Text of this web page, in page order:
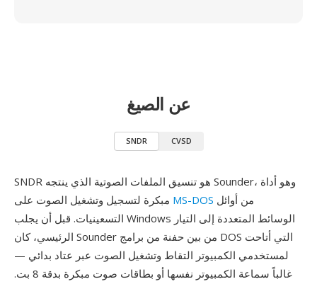
عن الصيغ
SNDR CVSD
SNDR هو تنسيق الملفات الصوتية الذي ينتجه Sounder، وهو أداة
MS-DOS
التسعينيات. قبل أن يجلب Windows الوسائط المتعددة إلى التيار
الرئيسي، كان Sounder من بين حفنة من برامج DOS التي أتاحت
لمستخدمي الكمبيوتر التقاط وتشغيل الصوت عبر عتاد بدائي —
غالباً سماعة الكمبيوتر نفسها أو بطاقات صوت مبكرة بدقة 8 بت.